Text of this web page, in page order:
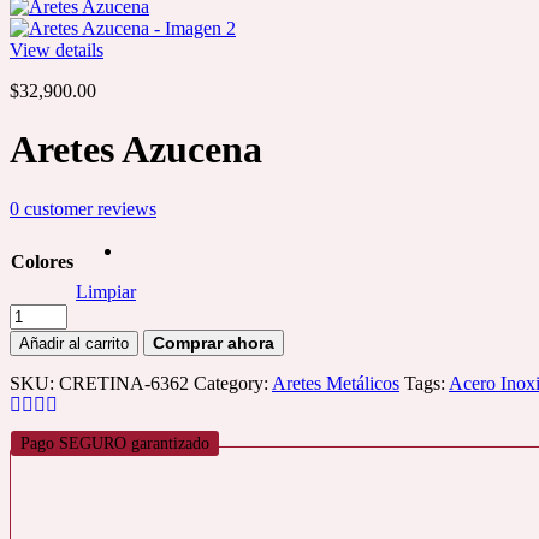
View details
$32,900.00
Aretes Azucena
0 customer reviews
Colores
Limpiar
Aretes
Azucena
cantidad
Añadir al carrito
SKU: CRETINA-6362 Category: Aretes Metálicos Tags: Acero
Pago SEGURO garantizado